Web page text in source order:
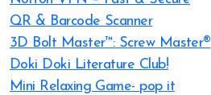
QR & Barcode Scanner
3D Bolt Master™: Screw Master®
Doki Doki Literature Club!
Mini Relaxing Game- pop it